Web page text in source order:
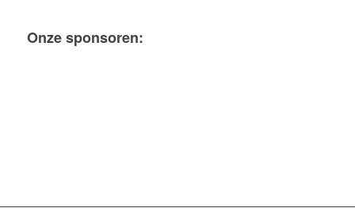
Onze sponsoren: